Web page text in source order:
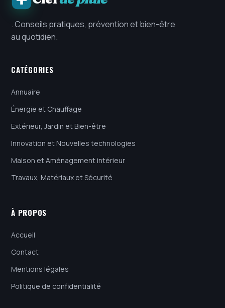
. Conseils pratiques, prévention et bien-être
au quotidien.
CATÉGORIES
Annuaire
Énergie et Chauffage
Extérieur, Jardin et Bien-être
Innovation et Nouvelles technologies
Maison et Aménagement intérieur
Travaux, Matériaux et Sécurité
À PROPOS
Accueil
Contact
Mentions légales
Politique de confidentialité